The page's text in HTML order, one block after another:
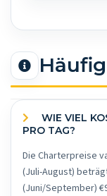
PRO TAG?
Die Charterpreise
(Juli-August)
(Juni/September)